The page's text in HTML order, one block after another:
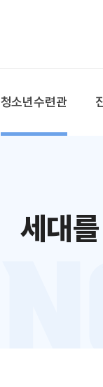
청소년수련관
세대